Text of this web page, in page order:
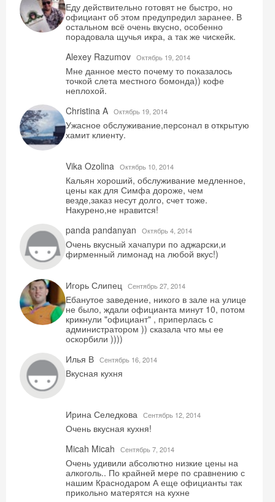
Еду действительно готовят не быстро, но
официант об этом предупредил заранее. В
остальном всё очень вкусно, особенно
порадовала щучья икра, а так же чискейк.
Alexey Razumov Октябрь 19, 2014
Мне данное место почему то показалось
точкой слета местного бомонда)) кофе
неплохой.
Christina A Октябрь 19, 2014
Ужасное обслуживание,персонал в открытую
хамит клиенту.
Vika Ozolina Октябрь 10, 2014
Кальян хороший, обслуживание медленное,
цены как для Симфа дороже, чем
везде,заказ несут долго, счет тоже.
Накурено,не нравится!
panda pandanyan
Октябрь 4, 2014
Очень вкусный хачапури по аджарски,и
фирменный лимонад на любой вкус!)
Игорь Слипец Сентябрь 27, 2014
Ебанутое заведение, никого в зале на улице
не было, ждали официанта минут 10, потом
крикнули "официант" , приперлась с
администратором )) сказала что мы ее
оскорбили ))))
Илья В Сентябрь 16, 2014
Вкусная кухня
Ирина Селедкова Сентябрь 12, 2014
Очень вкусная кухня!
Micah Micah
Сентябрь 7, 2014
Очень удивили абсолютно низкие цены на
алкоголь.. По крайней мере по сравнению с
нашим Краснодаром А еще официанты так
прикольно матерятся на кухне